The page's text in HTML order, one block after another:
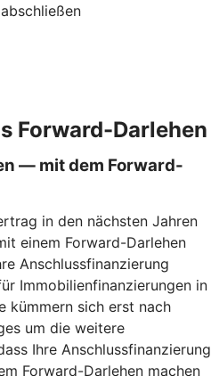
Forward-Darlehen
— mit dem Forward-
in den nächsten Jahren
einem Forward-Darlehen
Anschlussfinanzierung
Immobilienfinanzierungen in
kümmern sich erst nach
um die weitere
Ihre Anschlussfinanzierung
Forward-Darlehen machen